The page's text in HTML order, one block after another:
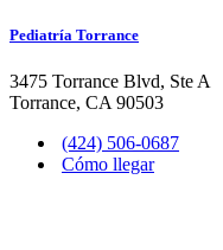
Pediatría Torrance
3475 Torrance Blvd, Ste A
Torrance, CA 90503
(424) 506-0687
Cómo llegar